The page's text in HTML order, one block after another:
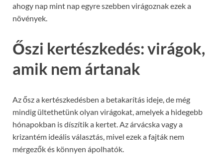
ahogy nap mint nap egyre szebben virágoznak ezek a
növények.
Őszi kertészkedés: virágok,
amik nem ártanak
Az ősz a kertészkedésben a betakarítás ideje, de még
mindig ültethetünk olyan virágokat, amelyek a hidegebb
hónapokban is díszítik a kertet. Az árvácska vagy a
krizantém ideális választás, mivel ezek a fajták nem
mérgezők és könnyen ápolhatók.